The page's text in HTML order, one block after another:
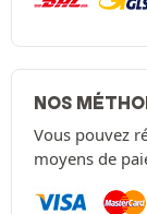
NOS
Vous pouvez
moyens de